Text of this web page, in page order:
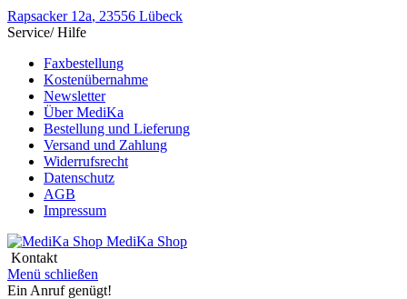
Rapsacker 12a, 23556 Lübeck
Service/ Hilfe
Faxbestellung
Kostenübernahme
Newsletter
Über MediKa
Bestellung und Lieferung
Versand und Zahlung
Widerrufsrecht
Datenschutz
AGB
Impressum
MediKa Shop
Kontakt
Menü schließen
Ein Anruf genügt!